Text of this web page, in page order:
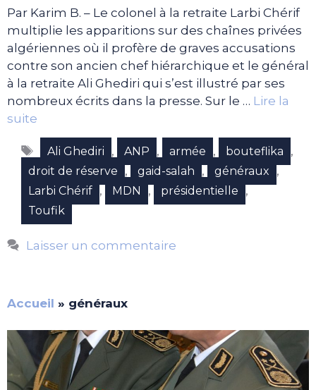
Par Karim B. – Le colonel à la retraite Larbi Chérif
multiplie les apparitions sur des chaînes privées
algériennes où il profère de graves accusations
contre son ancien chef hiérarchique et le général
à la retraite Ali Ghediri qui s’est illustré par ses
nombreux écrits dans la presse. Sur le … Lire la
suite
Étiquettes
Ali Ghediri , ANP , armée , bouteflika ,
droit de réserve , gaid-salah , généraux ,
Larbi Chérif , MDN , présidentielle ,
Toufik
Laisser un commentaire
Accueil » généraux